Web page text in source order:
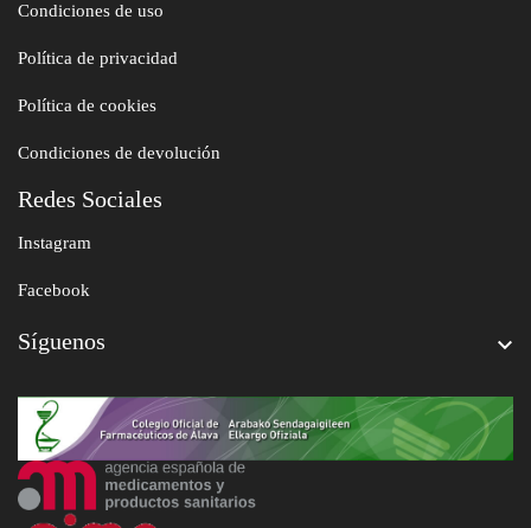
Condiciones de uso
Política de privacidad
Política de cookies
Condiciones de devolución
Redes Sociales
Instagram
Facebook
Síguenos 